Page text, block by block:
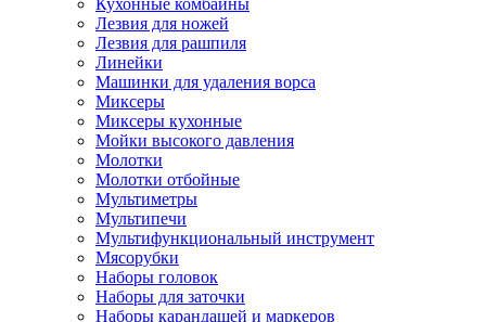
Кухонные комбайны
Лезвия для ножей
Лезвия для рашпиля
Линейки
Машинки для удаления ворса
Миксеры
Миксеры кухонные
Мойки высокого давления
Молотки
Молотки отбойные
Мультиметры
Мультипечи
Мультифункциональный инструмент
Мясорубки
Наборы головок
Наборы для заточки
Наборы карандашей и маркеров